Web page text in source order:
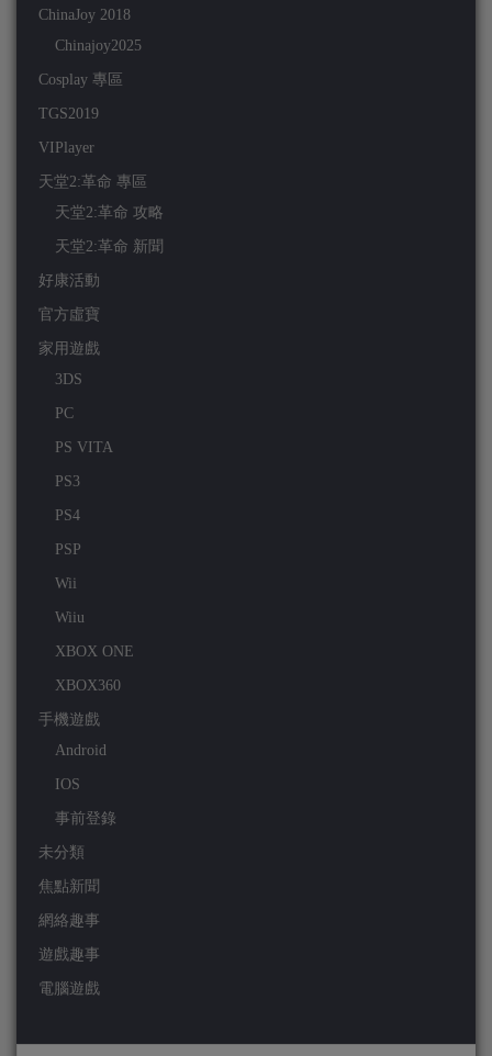
ChinaJoy 2018
Chinajoy2025
Cosplay 專區
TGS2019
VIPlayer
天堂2:革命 專區
天堂2:革命 攻略
天堂2:革命 新聞
好康活動
官方虛寶
家用遊戲
3DS
PC
PS VITA
PS3
PS4
PSP
Wii
Wiiu
XBOX ONE
XBOX360
手機遊戲
Android
IOS
事前登錄
未分類
焦點新聞
網絡趣事
遊戲趣事
電腦遊戲